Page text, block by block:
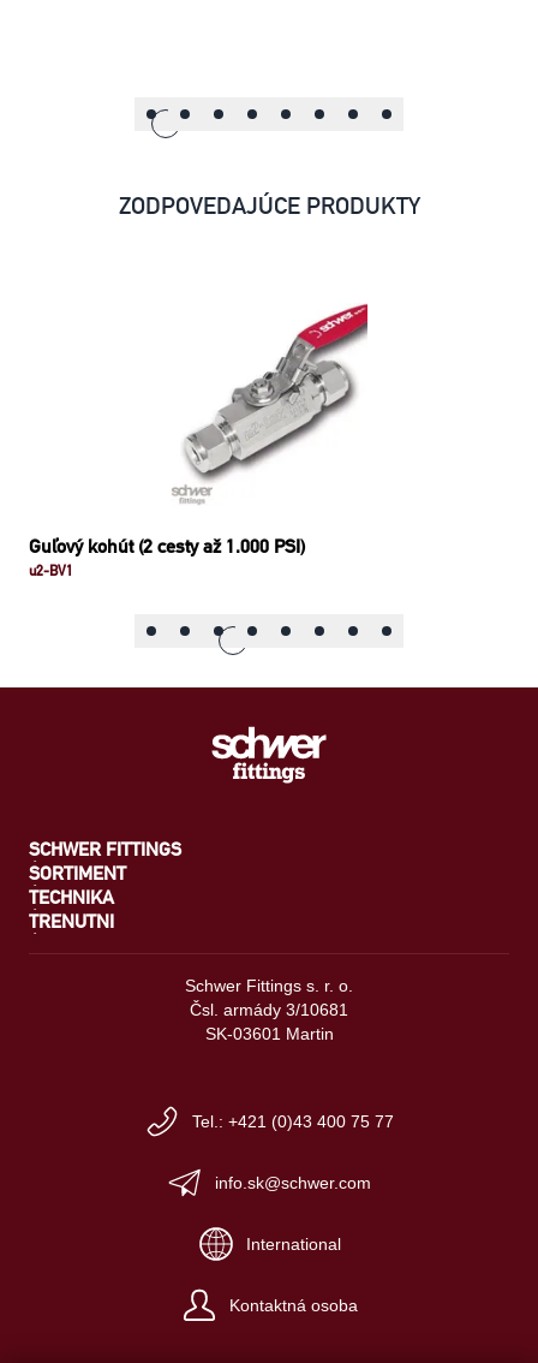
ZODPOVEDAJÚCE PRODUKTY
Guľový kohút (2 cesty až 1.000 PSI)
u2-BV1
SCHWER FITTINGS
SORTIMENT
TECHNIKA
TRENUTNI
Schwer Fittings s. r. o.
Čsl. armády 3/10681
SK-03601 Martin
Tel.: +421 (0)43 400 75 77
info.sk@schwer.com
International
Kontaktná osoba